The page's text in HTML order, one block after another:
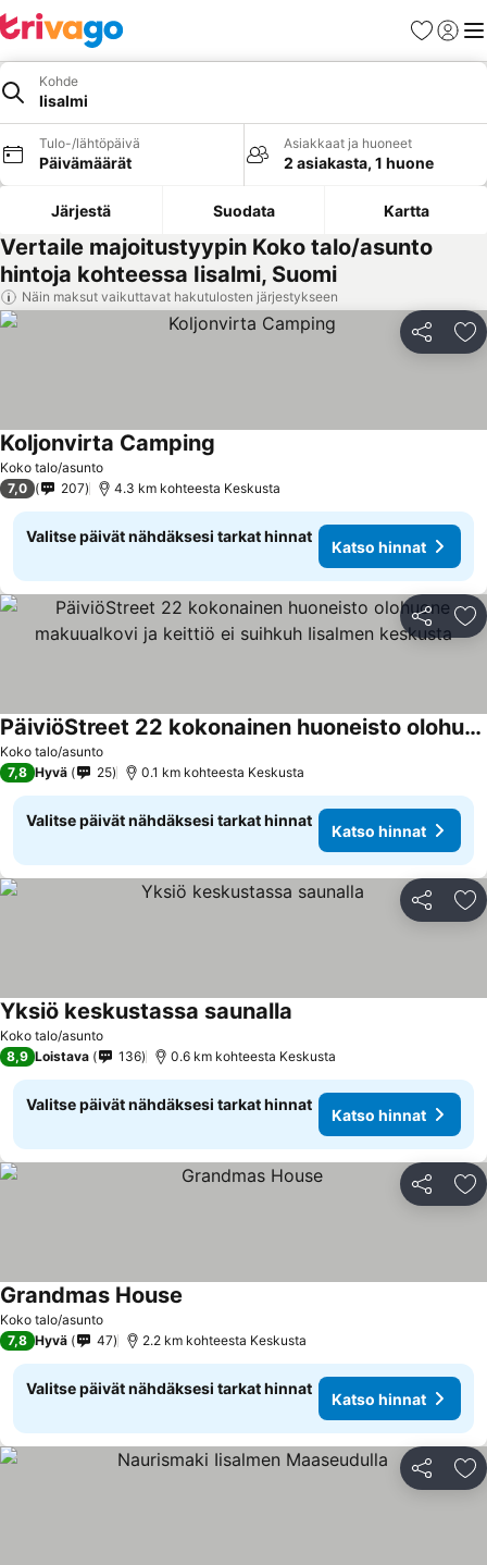
Suosikit
Kohde
Iisalmi
Tulo-/lähtöpäivä
Päivämäärät
Asiakkaat ja huoneet
2 asiakasta, 1 huone
Järjestä Suodata Kartta
Vertaile majoitustyypin Koko talo/asunto
hintoja kohteessa Iisalmi, Suomi
Näin maksut vaikuttavat hakutulosten järjestykseen
Jaa
Koko talo/asunto
Koljonvirta Camping
7,0 207 4.3 km kohteesta Keskusta
Valitse päivät nähdäksesi tarkat hinnat
Katso hinnat
Jaa
Koko talo/asunto
PäiviöStreet 22 kokonainen huoneisto olohuone makuualkovi ja keittiö ei suihkuh Iisalmen keskusta
Katso hinnat
7,8 Hyvä 25 0.1 km kohteesta Keskusta
Valitse päivät nähdäksesi tarkat hinnat
Katso hinnat
Jaa
Koko talo/asunto
Yksiö keskustassa saunalla
8,9 Loistava 136 0.6 km kohteesta Keskusta
Valitse päivät nähdäksesi tarkat hinnat
Katso hinnat
Jaa
Koko talo/asunto
Grandmas House
7,8 Hyvä 47 2.2 km kohteesta Keskusta
Valitse päivät nähdäksesi tarkat hinnat
Katso hinnat
Jaa